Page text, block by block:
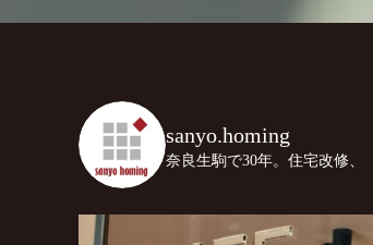
sanyo.homing
奈良生駒で30年。住宅改修、